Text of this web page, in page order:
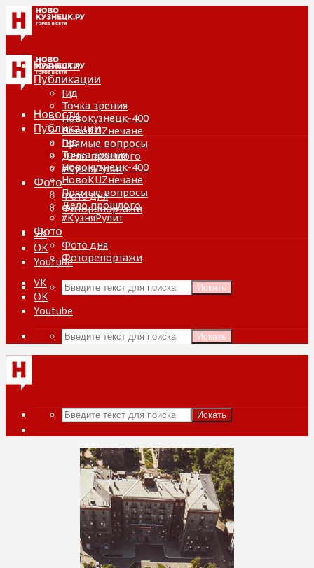
Новости
Публикации
Гид
Точка зрения
Новокузнецк-400
НовоKUZнечане
Прямые вопросы
Дело прошлого
#КузняРулит
Фото
Фото дня
Фоторепортажи
VK
ОК
Youtube
Искать
Новости
Публикации
Гид
Точка зрения
Новокузнецк-400
НовоKUZнечане
Прямые вопросы
Дело прошлого
#КузняРулит
Фото
Фото дня
Фоторепортажи
VK
ОК
Youtube
Искать
Искать